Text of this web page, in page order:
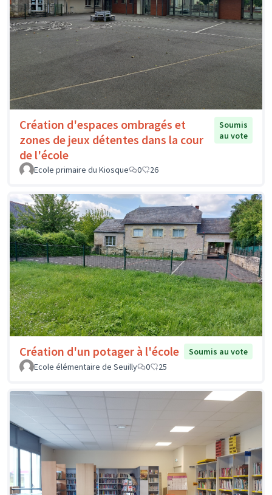
Création d'espaces ombragés et
zones de jeux détentes dans la cour
de l'école
Soumis
au vote
Ecole primaire du Kiosque 0 26
Création d'un potager à l'école
Soumis au vote
Ecole élémentaire de Seuilly
0 25